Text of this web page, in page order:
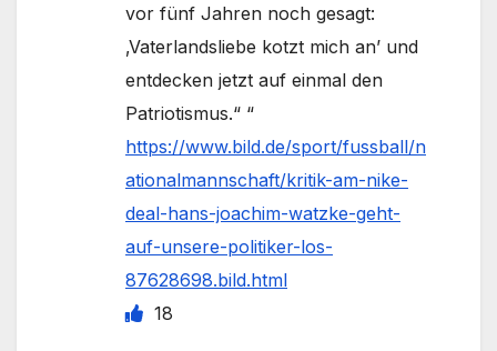
vor fünf Jahren noch gesagt:
‚Vaterlandsliebe kotzt mich an’ und
entdecken jetzt auf einmal den
Patriotismus.“ “
https://www.bild.de/sport/fussball/n
ationalmannschaft/kritik-am-nike-
deal-hans-joachim-watzke-geht-
auf-unsere-politiker-los-
87628698.bild.html
18